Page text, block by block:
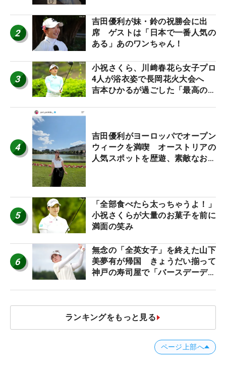
2
吉田優利が妹・鈴の祝勝会に出
席 ゲストは「日本で一番人気の
ある」あのワンちゃん！
3
小祝さくら、川﨑春花ら女子プロ
4人が浴衣姿で長岡花火大会へ
吉本ひかるが過ごした「最高の夏
4
吉田優利がヨーロッパでオープン
ウィークを満喫 オーストリアの
人気スポットを歴遊、素敵なお土
5
「全部食べたら太っちゃうよ！」
小祝さくらが大量のお菓子を前に
満面の笑み
6
無念の「全英女子」を終えた山下
美夢有が帰国 きょうだい揃って
神戸の寿司屋で「バースデーディ
ランキングをもっと見る
ページ上部へ